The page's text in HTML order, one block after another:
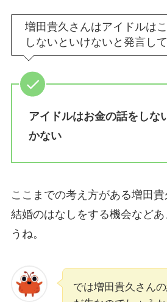
増田貴久さんはアイドルは
しないといけないと発言し
アイドルはお金の話をしな
かない
ここまでの考え方がある増田
結婚のはなしをする機会などあ
うね。
では増田貴久さん